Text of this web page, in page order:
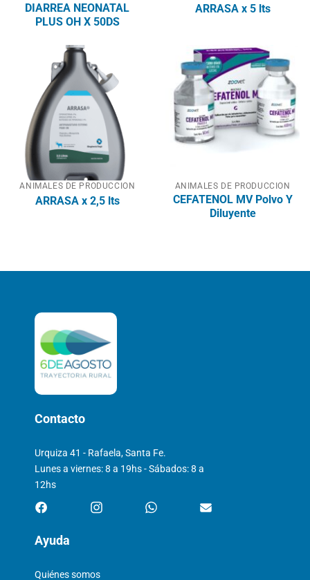
DIARREA NEONATAL
PLUS OH X 50DS
ARRASA x 5 lts
ANIMALES DE PRODUCCION
ARRASA x 2,5 lts
ANIMALES DE PRODUCCION
CEFATENOL MV Polvo Y
Diluyente
Contacto
Urquiza 41 - Rafaela, Santa Fe.
Lunes a viernes: 8 a 19hs - Sábados: 8 a
12hs
Ayuda
Quiénes somos